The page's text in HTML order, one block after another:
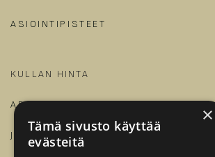
ASIOINTIPISTEET
KULLAN HINTA
ARTIKKELIT JA OPPAAT
JALONOM
×
Tämä sivusto käyttää
evästeitä